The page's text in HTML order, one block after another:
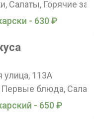
Салаты, Горячие
- 630 ₽
улица, 113А
Первые блюда,
- 650 ₽